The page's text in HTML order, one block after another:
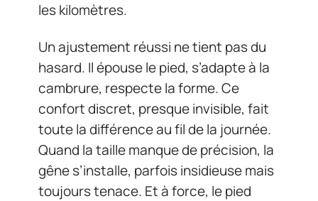
les kilomètres.
Un ajustement réussi ne tient pas du
hasard. Il épouse le pied, s’adapte à la
cambrure, respecte la forme. Ce
confort discret, presque invisible, fait
toute la différence au fil de la journée.
Quand la taille manque de précision, la
gêne s’installe, parfois insidieuse mais
toujours tenace. Et à force, le pied